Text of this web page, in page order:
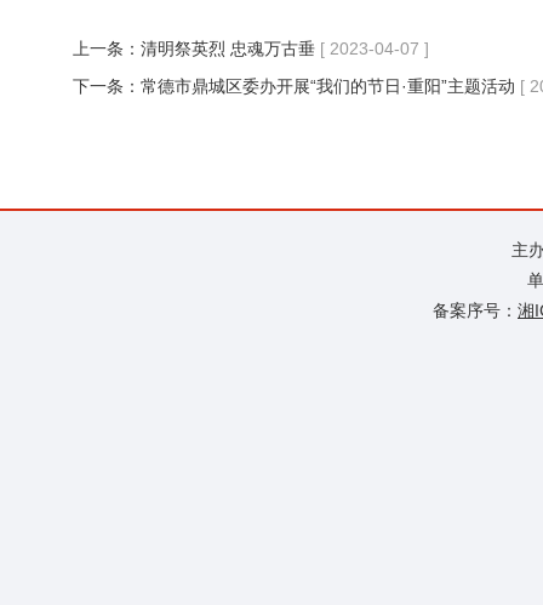
上一条： 清明祭英烈 忠魂万古垂 [ 2023-04-07 ]
下一条： 常德市鼎城区委办开展“我们的节日·重阳”主题活动 [
主
备案序号： 湘